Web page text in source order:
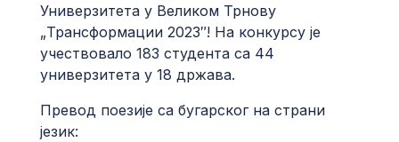
Универзитета у Великом Трнову
„Трансформации 2023″! На конкурсу је
учествовало 183 студента са 44
универзитета у 18 држава.
Превод поезије са бугарског на страни
језик: